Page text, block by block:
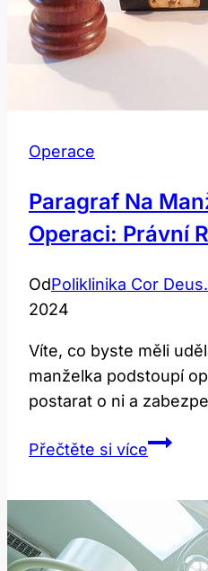
Operace
Paragraf Na
Operaci: Právní
OdPoliklinika Cor
2024
Víte, co byste měli
manželka podstoupí
postarat o ni a
Přečtěte si víceParagraf
Operaci:
Právní